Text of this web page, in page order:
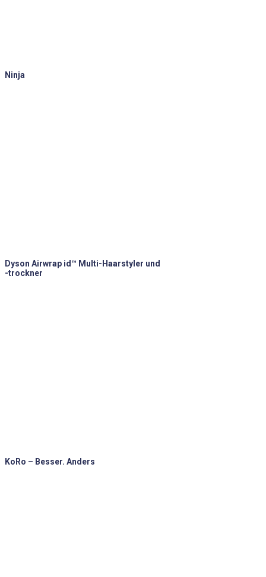
Ninja
Dyson Airwrap id™ Multi-Haarstyler und
-trockner
KoRo – Besser. Anders